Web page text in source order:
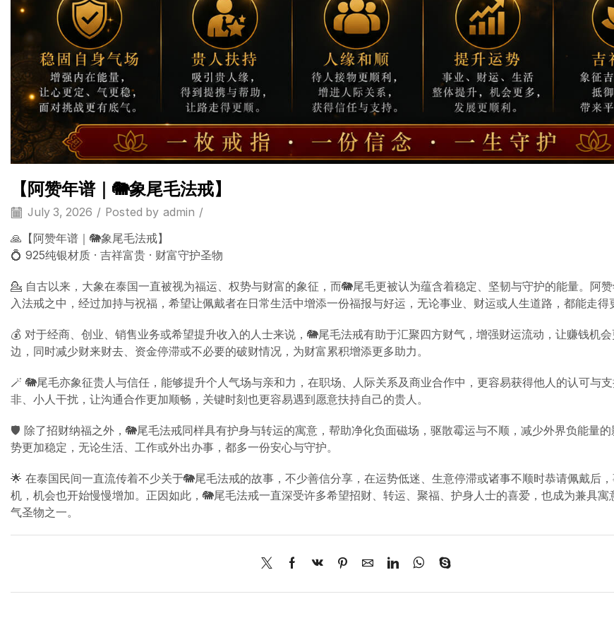
【阿赞年谱｜🐘象尾毛法戒】
July 3, 2026 / Posted by admin /
🙏【阿赞年谱｜🐘象尾毛法戒】
💍 925纯银材质 · 吉祥富贵 · 财富守护圣物
💁 自古以来，大象在泰国一直被视为福运、权势与财富的象征，而🐘尾毛更被认为蕴含着稳定、坚韧与守护的能量。阿
入法戒之中，经过加持与祝福，希望让佩戴者在日常生活中增添一份福报与好运，无论事业、财运或人生道路，都能走得
💰 对于经商、创业、销售业务或希望提升收入的人士来说，🐘尾毛法戒有助于汇聚四方财气，增强财运流动，让赚钱机
边，同时减少财来财去、资金停滞或不必要的破财情况，为财富累积增添更多助力。
🪄 🐘尾毛亦象征贵人与信任，能够提升个人气场与亲和力，在职场、人际关系及商业合作中，更容易获得他人的认可与
非、小人干扰，让沟通合作更加顺畅，关键时刻也更容易遇到愿意扶持自己的贵人。
🛡️ 除了招财纳福之外，🐘尾毛法戒同样具有护身与转运的寓意，帮助净化负面磁场，驱散霉运与不顺，减少外界负能量
势更加稳定，无论生活、工作或外出办事，都多一份安心与守护。
🌟 在泰国民间一直流传着不少关于🐘尾毛法戒的故事，不少善信分享，在运势低迷、生意停滞或诸事不顺时恭请佩戴后
机，机会也开始慢慢增加。正因如此，🐘尾毛法戒一直深受许多希望招财、转运、聚福、护身人士的喜爱，也成为兼具寓
气圣物之一。